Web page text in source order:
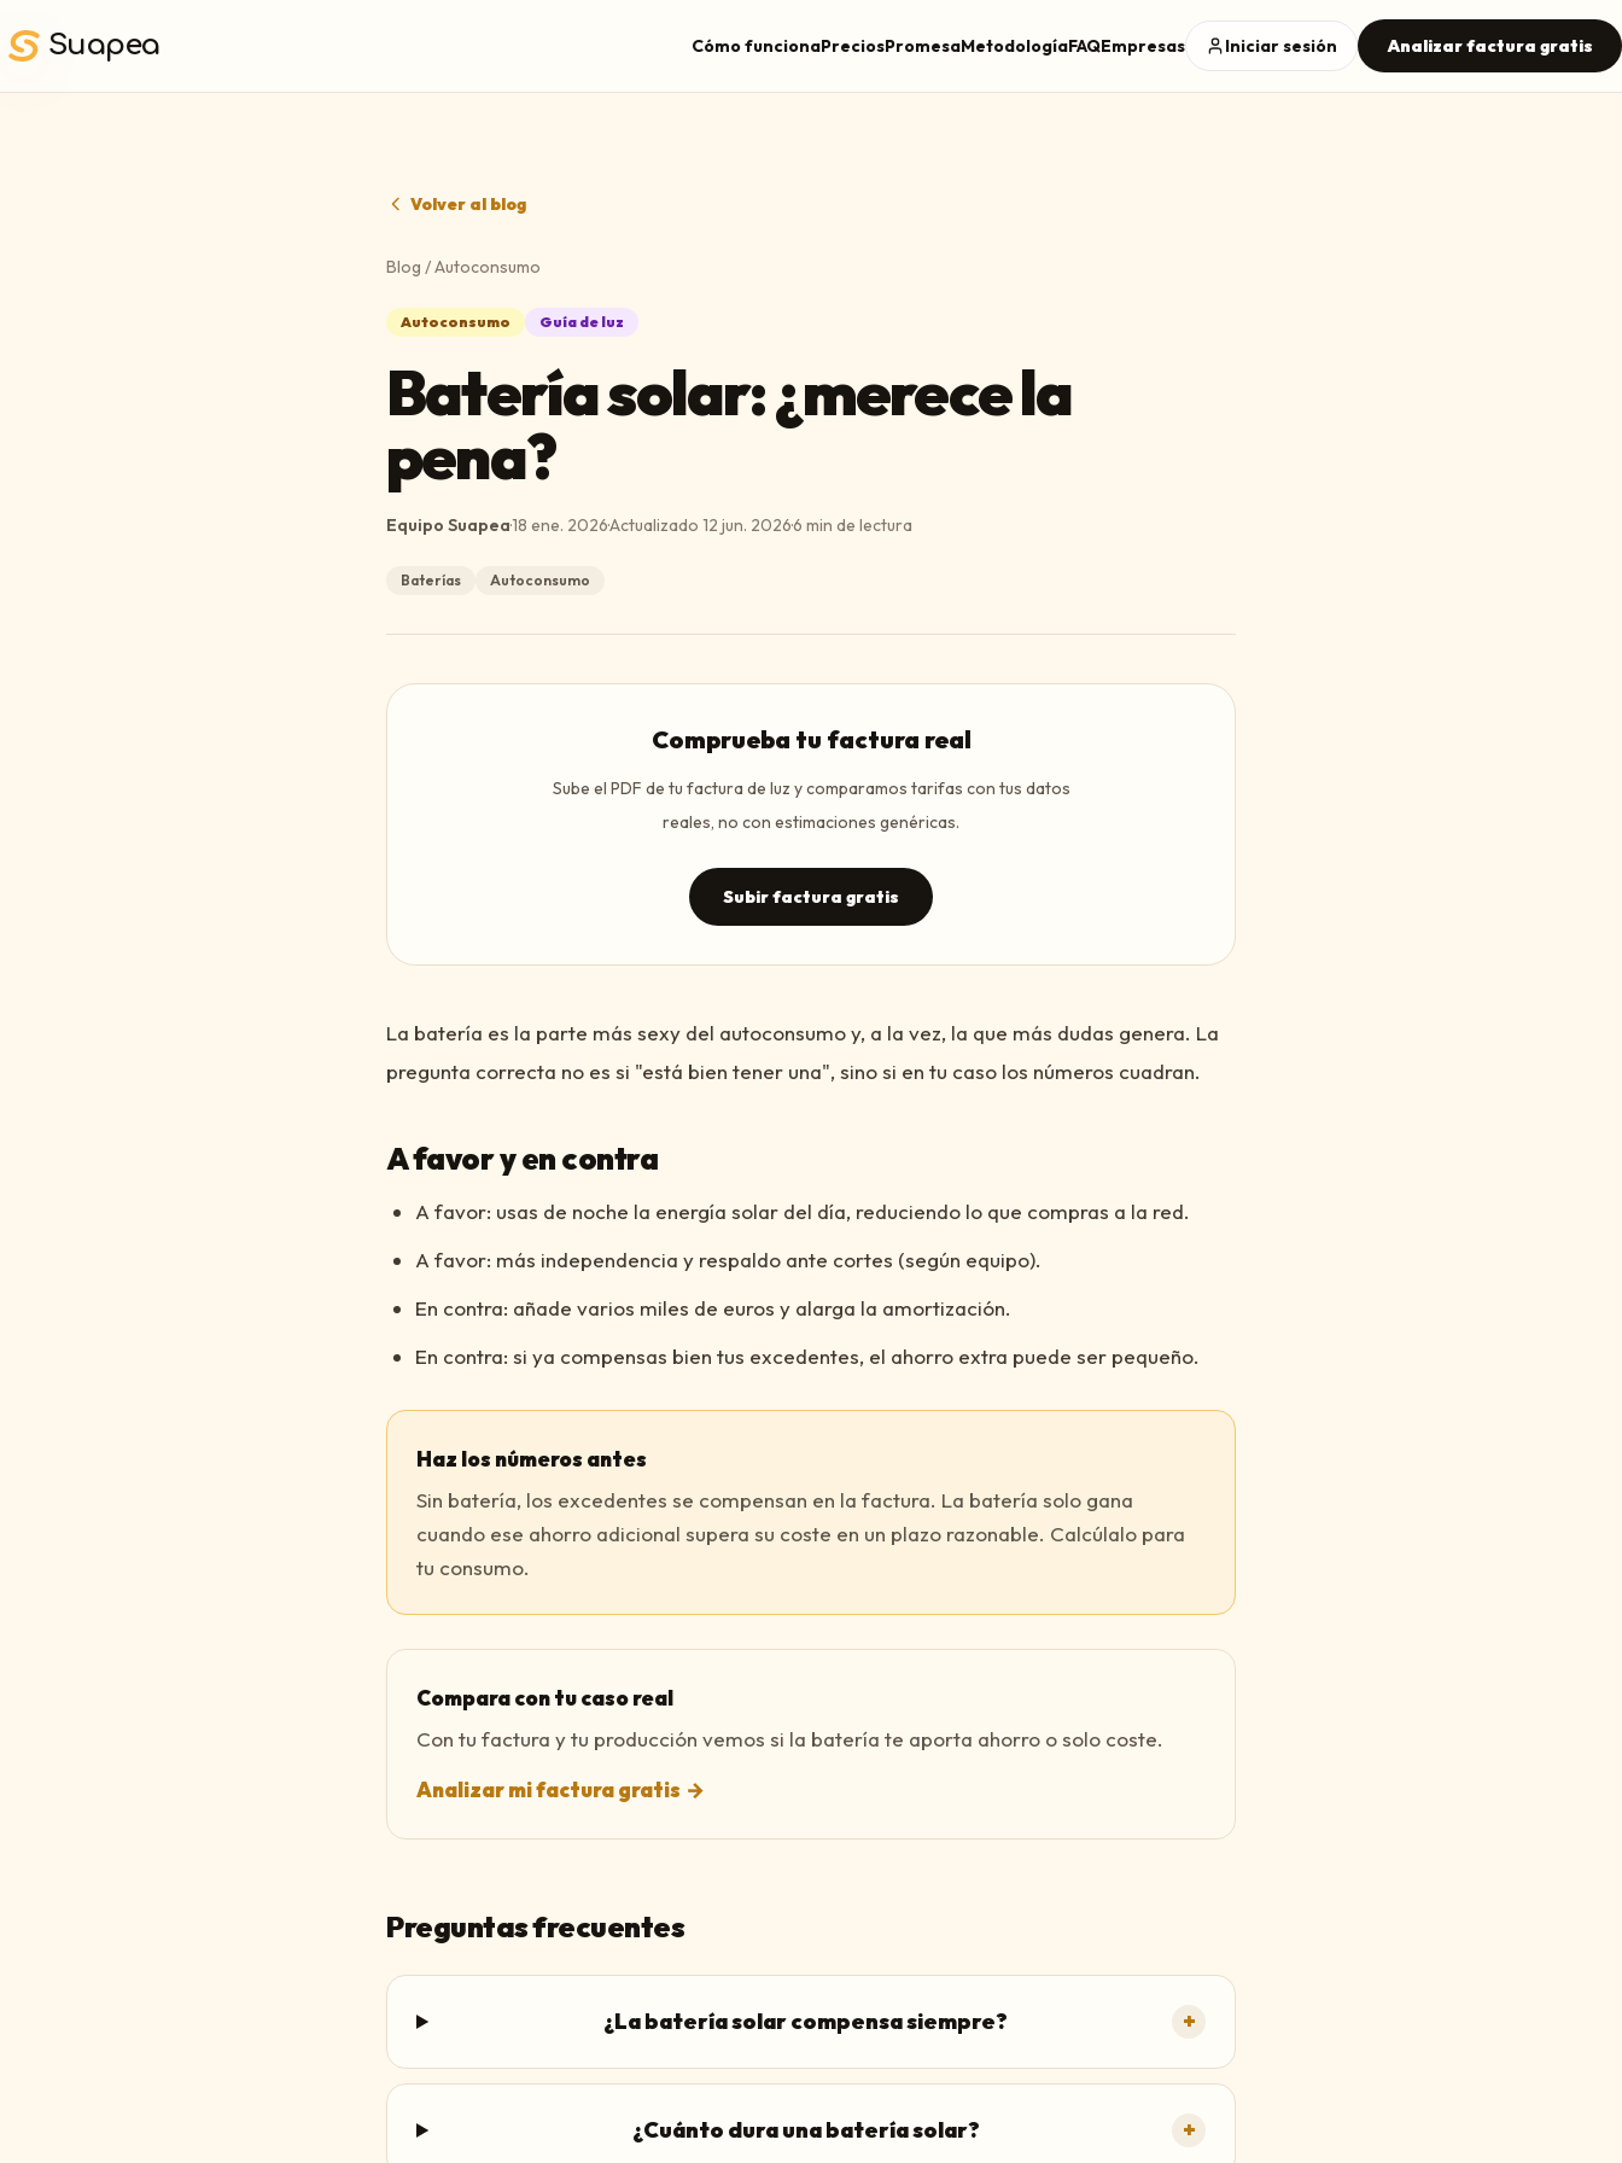
Suapea Cómo funcionaPreciosPromesaMetodologíaFAQEmpresas Iniciar sesión Analizar factura gratis
Volver al blog
Blog /Autoconsumo
Autoconsumo Guía de luz
Batería solar: ¿merece la
pena?
Equipo Suapea·18 ene. 2026·Actualizado 12 jun. 2026·6 min de lectura
Baterías Autoconsumo
Comprueba tu factura real
Sube el PDF de tu factura de luz y comparamos tarifas con tus datos
reales, no con estimaciones genéricas.
Subir factura gratis
La batería es la parte más sexy del autoconsumo y, a la vez, la que más dudas genera. La
pregunta correcta no es si "está bien tener una", sino si en tu caso los números cuadran.
A favor y en contra
A favor: usas de noche la energía solar del día, reduciendo lo que compras a la red.
A favor: más independencia y respaldo ante cortes (según equipo).
En contra: añade varios miles de euros y alarga la amortización.
En contra: si ya compensas bien tus excedentes, el ahorro extra puede ser pequeño.
Haz los números antes
Sin batería, los excedentes se compensan en la factura. La batería solo gana
cuando ese ahorro adicional supera su coste en un plazo razonable. Calcúlalo para
tu consumo.
Compara con tu caso real
Con tu factura y tu producción vemos si la batería te aporta ahorro o solo coste.
Analizar mi factura gratis →
Preguntas frecuentes
¿La batería solar compensa siempre? +
¿Cuánto dura una batería solar? +